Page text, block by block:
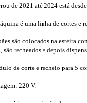
de 2021 até 2024 está
é uma linha de cortes e
são colocados na esteira
são recheados e depois
de corte e recheio para 5
220 V.